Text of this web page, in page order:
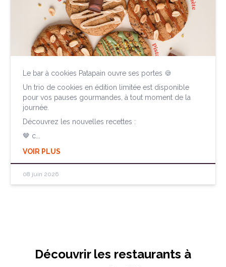
Le bar à cookies Patapain ouvre ses portes 🍪
Un trio de cookies en édition limitée est disponible
pour vos pauses gourmandes, à tout moment de la
journée.
Découvrez les nouvelles recettes :
🤎 c...
VOIR PLUS
08 juin 2026
Découvrir les restaurants à